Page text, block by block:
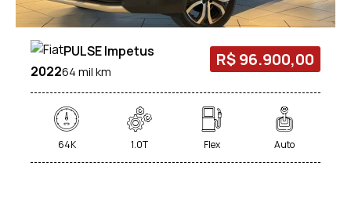
R$ 96.900,00
PULSE Impetus
202264 mil km
64K 1.0T Flex Auto